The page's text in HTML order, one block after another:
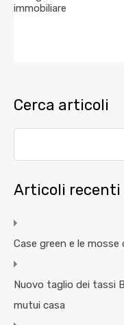
immobiliare
Cerca articoli
Articoli recenti
Case green e le mosse
Nuovo taglio dei tassi
mutui casa